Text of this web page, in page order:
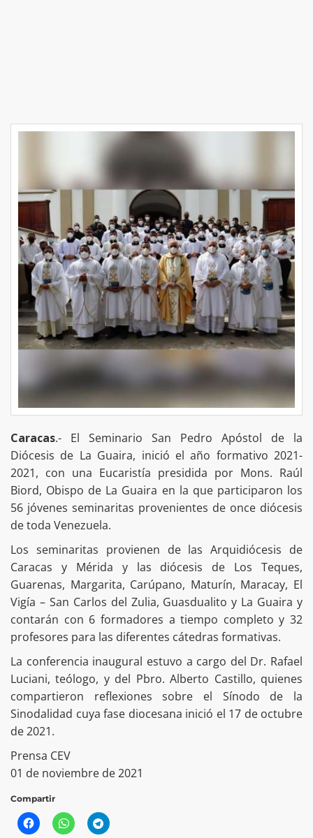
Caracas.- El Seminario San Pedro Apóstol de la
Diócesis de La Guaira, inició el año formativo 2021-
2021, con una Eucaristía presidida por Mons. Raúl
Biord, Obispo de La Guaira en la que participaron los
56 jóvenes seminaritas provenientes de once diócesis
de toda Venezuela.
Los seminaritas provienen de las Arquidiócesis de
Caracas y Mérida y las diócesis de Los Teques,
Guarenas, Margarita, Carúpano, Maturín, Maracay, El
Vigía – San Carlos del Zulia, Guasdualito y La Guaira y
contarán con 6 formadores a tiempo completo y 32
profesores para las diferentes cátedras formativas.
La conferencia inaugural estuvo a cargo del Dr. Rafael
Luciani, teólogo, y del Pbro. Alberto Castillo, quienes
compartieron reflexiones sobre el Sínodo de la
Sinodalidad cuya fase diocesana inició el 17 de octubre
de 2021.
Prensa CEV
01 de noviembre de 2021
Compartir